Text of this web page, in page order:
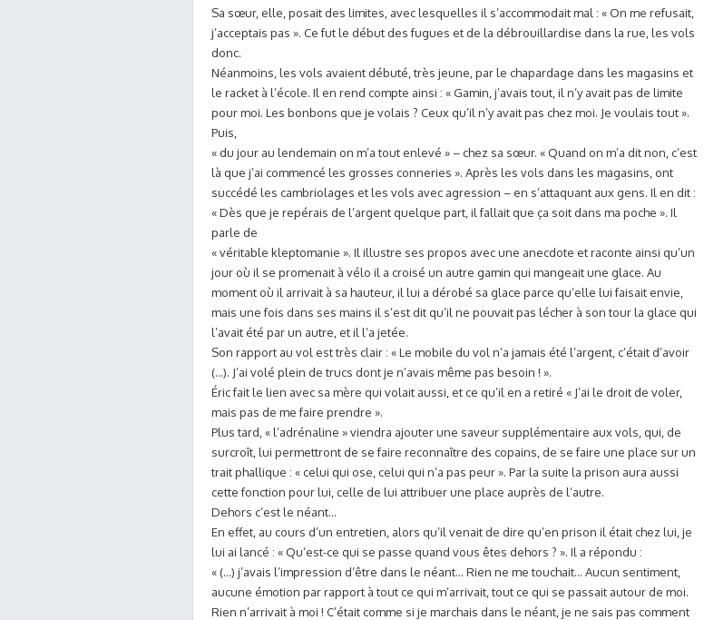
Sa sœur, elle, posait des limites, avec lesquelles il s’accommodait mal : « On me refusait,
j’acceptais pas ». Ce fut le début des fugues et de la débrouillardise dans la rue, les vols
donc.
Néanmoins, les vols avaient débuté, très jeune, par le chapardage dans les magasins et
le racket à l’école. Il en rend compte ainsi : « Gamin, j’avais tout, il n’y avait pas de limite
pour moi. Les bonbons que je volais ? Ceux qu’il n’y avait pas chez moi. Je voulais tout ».
Puis,
« du jour au lendemain on m’a tout enlevé » – chez sa sœur. « Quand on m’a dit non, c’est
là que j’ai commencé les grosses conneries ». Après les vols dans les magasins, ont
succédé les cambriolages et les vols avec agression – en s’attaquant aux gens. Il en dit :
« Dès que je repérais de l’argent quelque part, il fallait que ça soit dans ma poche ». Il
parle de
« véritable kleptomanie ». Il illustre ses propos avec une anecdote et raconte ainsi qu’un
jour où il se promenait à vélo il a croisé un autre gamin qui mangeait une glace. Au
moment où il arrivait à sa hauteur, il lui a dérobé sa glace parce qu’elle lui faisait envie,
mais une fois dans ses mains il s’est dit qu’il ne pouvait pas lécher à son tour la glace qui
l’avait été par un autre, et il l’a jetée.
Son rapport au vol est très clair : « Le mobile du vol n’a jamais été l’argent, c’était d’avoir
(…). J’ai volé plein de trucs dont je n’avais même pas besoin ! ».
Éric fait le lien avec sa mère qui volait aussi, et ce qu’il en a retiré « J’ai le droit de voler,
mais pas de me faire prendre ».
Plus tard, « l’adrénaline » viendra ajouter une saveur supplémentaire aux vols, qui, de
surcroît, lui permettront de se faire reconnaître des copains, de se faire une place sur un
trait phallique : « celui qui ose, celui qui n’a pas peur ». Par la suite la prison aura aussi
cette fonction pour lui, celle de lui attribuer une place auprès de l’autre.
Dehors c’est le néant…
En effet, au cours d’un entretien, alors qu’il venait de dire qu’en prison il était chez lui, je
lui ai lancé : « Qu’est-ce qui se passe quand vous êtes dehors ? ». Il a répondu :
« (…) j’avais l’impression d’être dans le néant… Rien ne me touchait… Aucun sentiment,
aucune émotion par rapport à tout ce qui m’arrivait, tout ce qui se passait autour de moi.
Rien n’arrivait à moi ! C’était comme si je marchais dans le néant, je ne sais pas comment